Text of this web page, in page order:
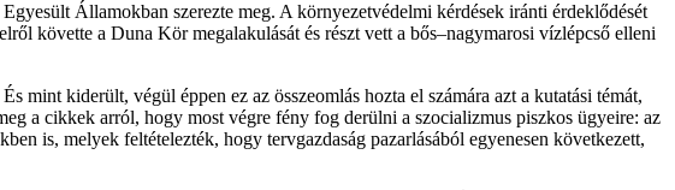
Államokban szerezte meg. A környezetvédelmi kérdések iránti érdeklődését
követte a Duna Kör megalakulását és részt vett a bős–nagymarosi vízlépcső elleni
mint kiderült, végül éppen ez az összeomlás hozta el számára azt a kutatási témát,
a cikkek arról, hogy most végre fény fog derülni a szocializmus piszkos ügyeire: az
is, melyek feltételezték, hogy tervgazdaság pazarlásából egyenesen következett,